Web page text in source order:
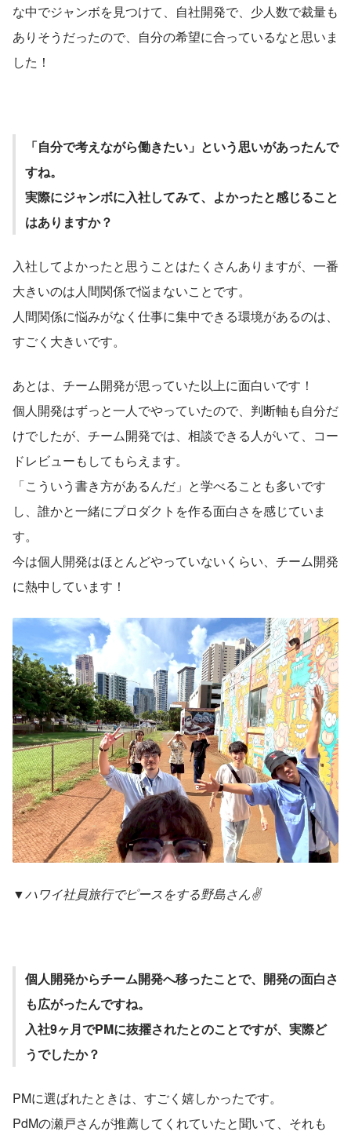
な中でジャンボを見つけて、自社開発で、少人数で裁量も
ありそうだったので、自分の希望に合っているなと思いま
した！
「自分で考えながら働きたい」という思いがあったんで
すね。
実際にジャンボに入社してみて、よかったと感じること
はありますか？
入社してよかったと思うことはたくさんありますが、一番
大きいのは人間関係で悩まないことです。
人間関係に悩みがなく仕事に集中できる環境があるのは、
すごく大きいです。
あとは、チーム開発が思っていた以上に面白いです！
個人開発はずっと一人でやっていたので、判断軸も自分だ
けでしたが、チーム開発では、相談できる人がいて、コー
ドレビューもしてもらえます。
「こういう書き方があるんだ」と学べることも多いです
し、誰かと一緒にプロダクトを作る面白さを感じていま
す。
今は個人開発はほとんどやっていないくらい、チーム開発
に熱中しています！
▼ハワイ社員旅行でピースをする野島さん✌️
個人開発からチーム開発へ移ったことで、開発の面白さ
も広がったんですね。
入社9ヶ月でPMに抜擢されたとのことですが、実際ど
うでしたか？
PMに選ばれたときは、すごく嬉しかったです。
PdMの瀬戸さんが推薦してくれていたと聞いて、それも